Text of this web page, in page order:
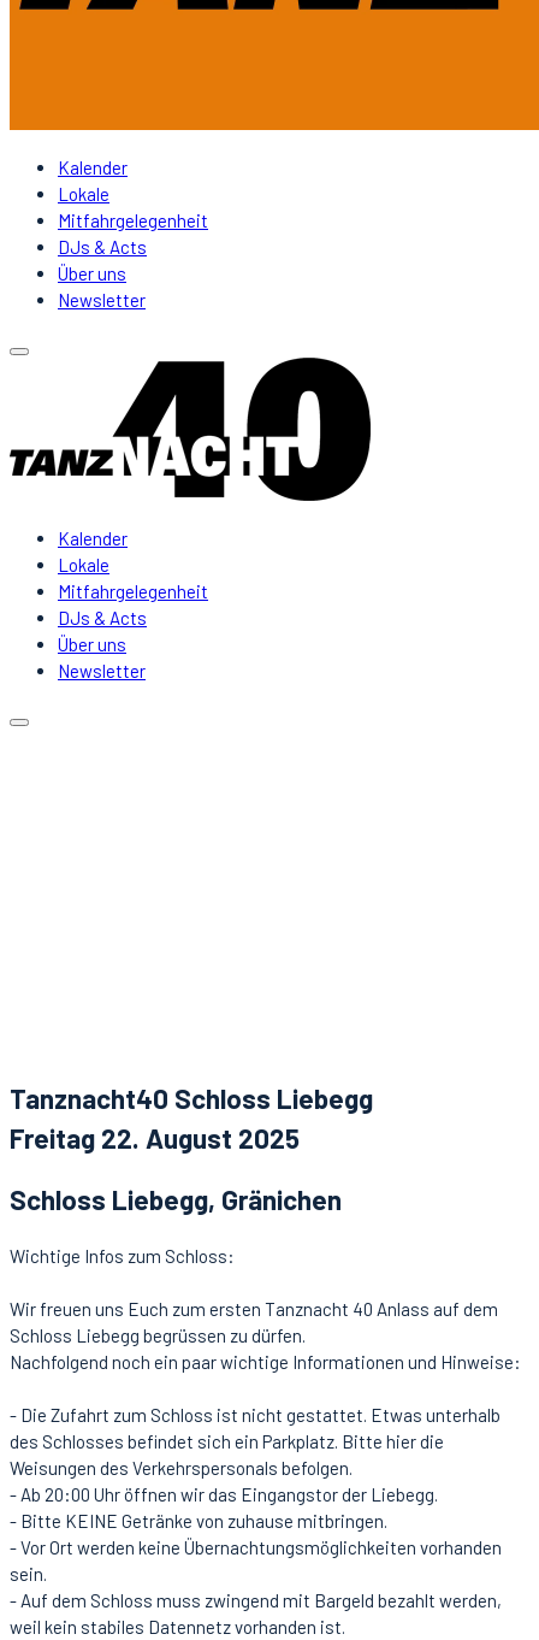
Kalender
Lokale
Mitfahrgelegenheit
DJs & Acts
Über uns
Newsletter
Kalender
Lokale
Mitfahrgelegenheit
DJs & Acts
Über uns
Newsletter
Tanznacht40 Schloss Liebegg
Freitag 22. August 2025
Schloss Liebegg, Gränichen
Wichtige Infos zum Schloss:
Wir freuen uns Euch zum ersten Tanznacht 40 Anlass auf dem
Schloss Liebegg begrüssen zu dürfen.
Nachfolgend noch ein paar wichtige Informationen und Hinweise:
- Die Zufahrt zum Schloss ist nicht gestattet. Etwas unterhalb
des Schlosses befindet sich ein Parkplatz. Bitte hier die
Weisungen des Verkehrspersonals befolgen.
- Ab 20:00 Uhr öffnen wir das Eingangstor der Liebegg.
- Bitte KEINE Getränke von zuhause mitbringen.
- Vor Ort werden keine Übernachtungsmöglichkeiten vorhanden
sein.
- Auf dem Schloss muss zwingend mit Bargeld bezahlt werden,
weil kein stabiles Datennetz vorhanden ist.